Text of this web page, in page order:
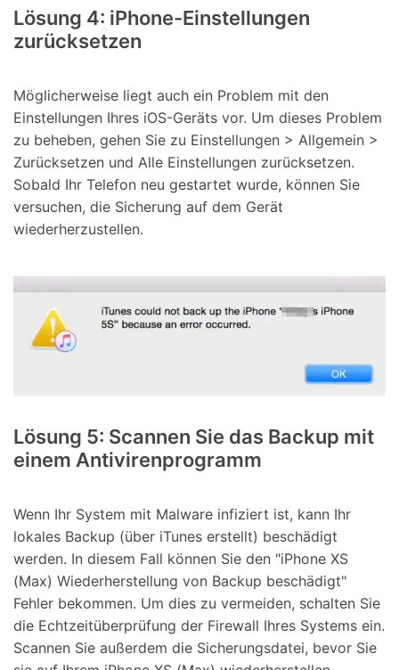
Lösung 4: iPhone-Einstellungen
zurücksetzen
Möglicherweise liegt auch ein Problem mit den
Einstellungen Ihres iOS-Geräts vor. Um dieses Problem
zu beheben, gehen Sie zu Einstellungen > Allgemein >
Zurücksetzen und Alle Einstellungen zurücksetzen.
Sobald Ihr Telefon neu gestartet wurde, können Sie
versuchen, die Sicherung auf dem Gerät
wiederherzustellen.
Lösung 5: Scannen Sie das Backup mit
einem Antivirenprogramm
Wenn Ihr System mit Malware infiziert ist, kann Ihr
lokales Backup (über iTunes erstellt) beschädigt
werden. In diesem Fall können Sie den "iPhone XS
(Max) Wiederherstellung von Backup beschädigt"
Fehler bekommen. Um dies zu vermeiden, schalten Sie
die Echtzeitüberprüfung der Firewall Ihres Systems ein.
Scannen Sie außerdem die Sicherungsdatei, bevor Sie